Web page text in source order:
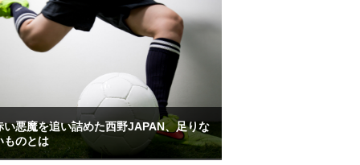
い悪魔を追い詰めた西野JAPAN、足りな
ものとは